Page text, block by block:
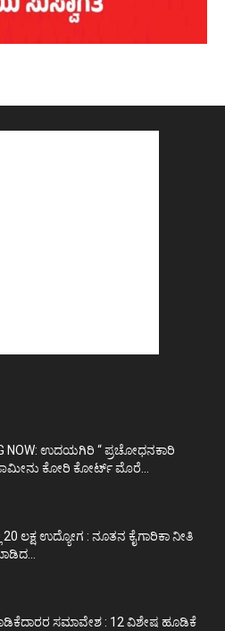
NOW: ಉದಯಗಿರಿ “ ಪ್ರಚೋಧನಕಾರಿ
ಕೋರಿ ಕೋರ್ಟ್‌ ಮೊರೆ...
ಲಕ್ಷ ಉದ್ಯೋಗ : ನೂತನ ಕೈಗಾರಿಕಾ ನೀತಿ
ಸಮಾವೇಶ : 12 ವಿಶೇಷ ಹೂಡಿಕೆ